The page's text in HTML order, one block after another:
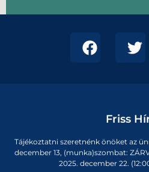
Friss
Tájékoztatni szeretnénk önöket az
december 13, (munka)szombat:
2025. december 22.